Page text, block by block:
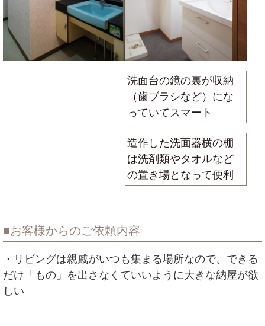
洗面台の鏡の裏が収納
（歯ブラシなど）にな
っていてスマート
造作した洗面器横の棚
は洗剤類やタオルなど
の置き場となって便利
お客様からのご依頼内容
・リビングは親戚がいつも集まる場所なので、できる
だけ「もの」を出さなくていいように大きな納屋が欲
しい